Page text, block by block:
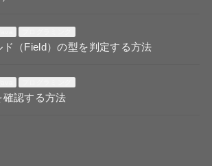
ド（Field）の型を判定する方法
認する方法